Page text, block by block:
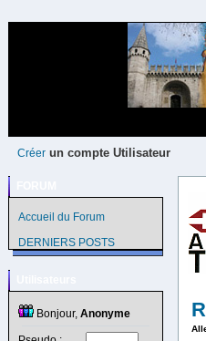
Créer un compte Utilisateur
Accueil du Forum
DERNIERS POSTS
Bonjour, Anonyme